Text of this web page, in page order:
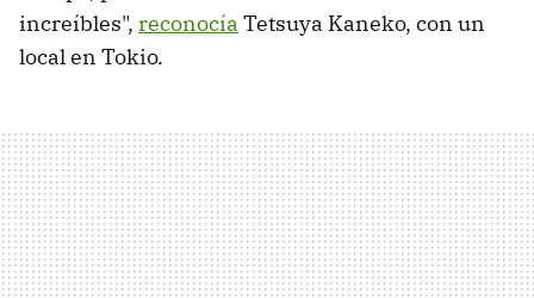
increíbles", reconocía Tetsuya Kaneko, con un
local en Tokio.